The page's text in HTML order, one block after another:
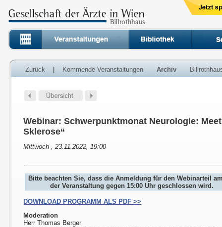
Zurück Kommende Veranstaltungen Archiv
Webinar: Schwerpunktmonat Neurologie:
Sklerose“
Mittwoch , 23.11.2022, 19:00
Bitte beachten Sie, dass die Anmeldung für den Webinarteil
der Veranstaltung gegen 15:00 Uhr geschlossen wird.
DOWNLOAD PROGRAMM ALS PDF >>
Moderation
Herr Thomas Berger